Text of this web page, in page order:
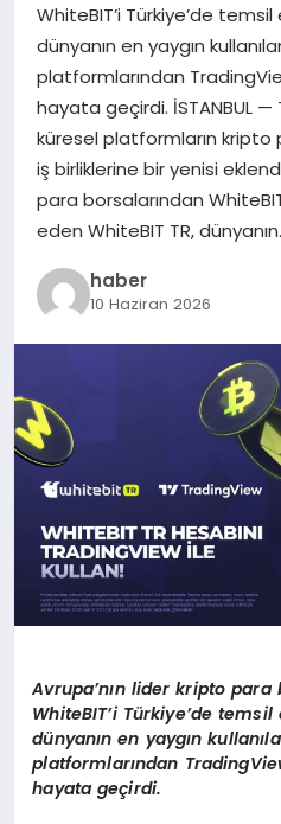
WhiteBIT’i Türkiye’de
dünyanın en yaygın
platformlarından
hayata geçirdi. İSTANBUL —
küresel platformların kripto
iş birliklerine bir yenisi
para borsalarından
eden WhiteBIT TR,
haber
10 Haziran 2026
Avrupa’nın lider kripto
WhiteBIT’i Türkiye’de temsil
dünyanın en yaygın
platformlarından
hayata geçirdi.